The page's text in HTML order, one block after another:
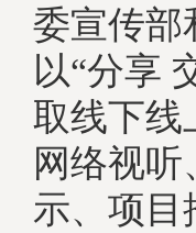
委宣传部
以“分享
取线下线
网络视
示、项目